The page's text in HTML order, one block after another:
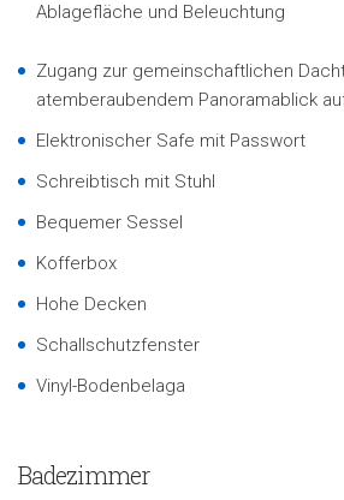
Ablagefläche und Beleuchtung
Zugang zur gemeinschaftlichen
atemberaubendem Panoramablick
Elektronischer Safe mit Passwort
Schreibtisch mit Stuhl
Bequemer Sessel
Kofferbox
Hohe Decken
Schallschutzfenster
Vinyl-Bodenbelaga
Badezimmer